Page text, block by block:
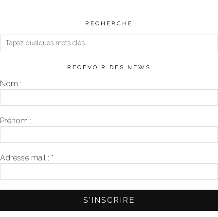
RECHERCHE
RECEVOIR DES NEWS
Nom :
Prénom :
Adresse mail : *